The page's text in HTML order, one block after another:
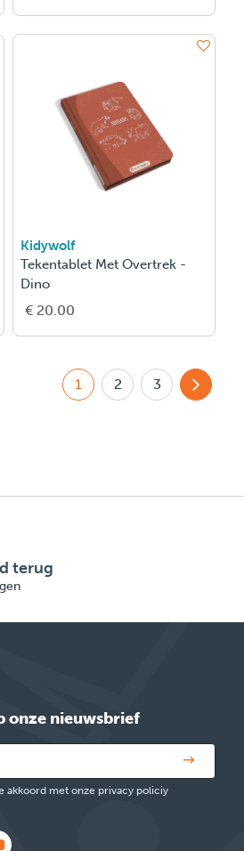
Kidywolf
Tekentablet Met Overtrek -
Dino
€ 20.00
1 2 3
terug
onze nieuwsbrief
akkoord met onze privacy policiy